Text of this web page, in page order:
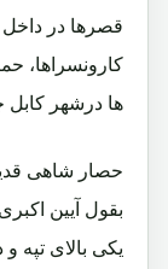
قصرها در داخل
کارونسراها،
ها درشهر کابل
حصار شاهی
بقول آیین
یکی بالای تپه